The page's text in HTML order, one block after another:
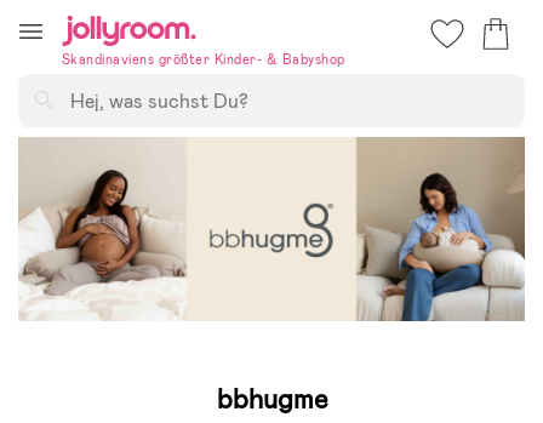
till
innehålletSkandinaviens größter Kinder- & Babyshop
bbhugme